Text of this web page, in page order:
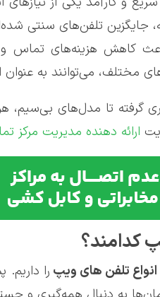
جایگزین تلفن‌های سنتی
باعث کاهش هزینه‌های
مختلف، می‌توانند به
گرفته تا مدل‌های بی‌سیم،
ارائه دهنده مدیریت مرکز
کدامند؟
انواع تلفن های ویپ را